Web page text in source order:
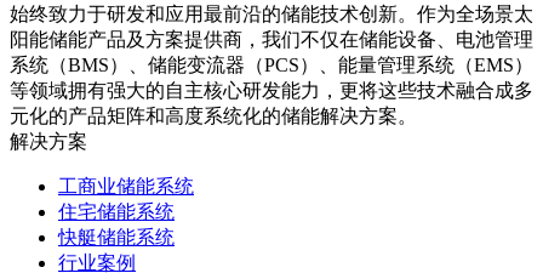
始终致力于研发和应用最前沿的储能技术创新。作为全场景太
阳能储能产品及方案提供商，我们不仅在储能设备、电池管理
系统（BMS）、储能变流器（PCS）、能量管理系统（EMS）
等领域拥有强大的自主核心研发能力，更将这些技术融合成多
元化的产品矩阵和高度系统化的储能解决方案。
解决方案
工商业储能系统
住宅储能系统
快艇储能系统
行业案例